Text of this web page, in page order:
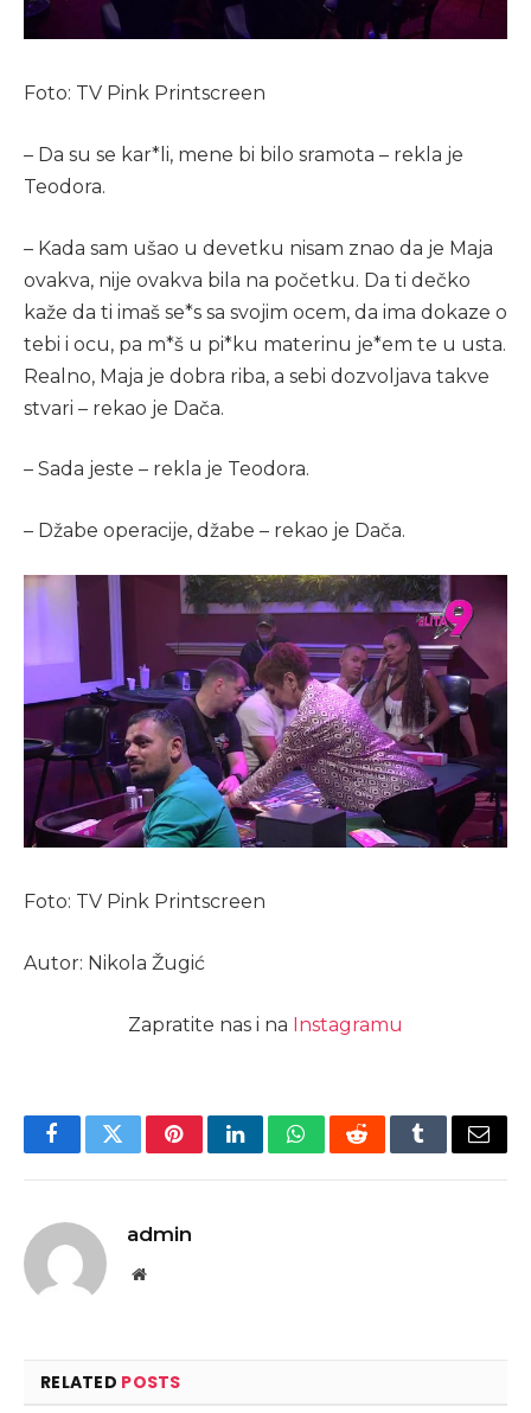
Foto: TV Pink Printscreen
– Da su se kar*li, mene bi bilo sramota – rekla je
Teodora.
– Kada sam ušao u devetku nisam znao da je Maja
ovakva, nije ovakva bila na početku. Da ti dečko
kaže da ti imaš se*s sa svojim ocem, da ima dokaze o
tebi i ocu, pa m*š u pi*ku materinu je*em te u usta.
Realno, Maja je dobra riba, a sebi dozvoljava takve
stvari – rekao je Dača.
– Sada jeste – rekla je Teodora.
– Džabe operacije, džabe – rekao je Dača.
Foto: TV Pink Printscreen
Autor: Nikola Žugić
Zapratite nas i na Instagramu
FacebookTwitterPinterestLinkedInWhatsAppRedditTumblrEmail
admin
Website
RELATED POSTS